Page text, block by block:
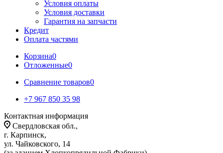
Условия оплаты
Условия доставки
Гарантия на запчасти
Кредит
Оплата частями
Корзина0
Отложенные0
Сравнение товаров0
+7 967 850 35 98
Контактная информация
Свердловская обл.,
г. Карпинск,
ул. Чайковского, 14